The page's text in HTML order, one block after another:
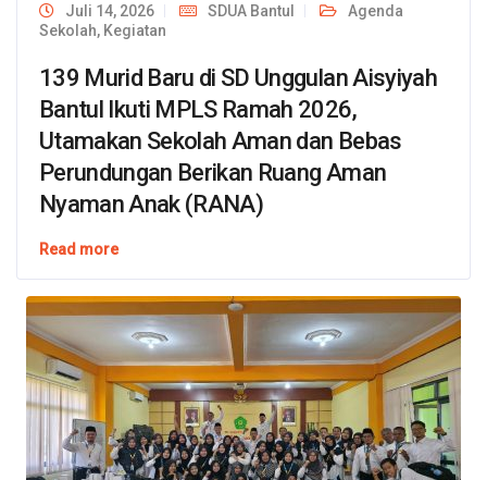
Juli 14, 2026 SDUA Bantul
Agenda
Sekolah, Kegiatan
139 Murid Baru di SD Unggulan Aisyiyah
Bantul Ikuti MPLS Ramah 2026,
Utamakan Sekolah Aman dan Bebas
Perundungan Berikan Ruang Aman
Nyaman Anak (RANA)
Read more